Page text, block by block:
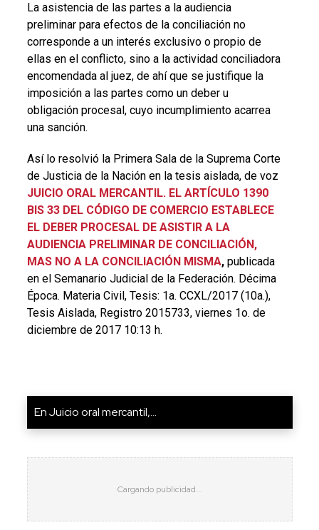
La asistencia de las partes a la audiencia
preliminar para efectos de la conciliación no
corresponde a un interés exclusivo o propio de
ellas en el conflicto, sino a la actividad conciliadora
encomendada al juez, de ahí que se justifique la
imposición a las partes como un deber u
obligación procesal, cuyo incumplimiento acarrea
una sanción.
Así lo resolvió la Primera Sala de la Suprema Corte
de Justicia de la Nación en la tesis aislada, de voz
JUICIO ORAL MERCANTIL. EL ARTÍCULO 1390
BIS 33 DEL CÓDIGO DE COMERCIO ESTABLECE
EL DEBER PROCESAL DE ASISTIR A LA
AUDIENCIA PRELIMINAR DE CONCILIACIÓN,
MAS NO A LA CONCILIACIÓN MISMA, publicada
en el Semanario Judicial de la Federación. Décima
Época. Materia Civil, Tesis: 1a. CCXL/2017 (10a.),
Tesis Aislada, Registro 2015733, viernes 1o. de
diciembre de 2017 10:13 h.
En Juicio oral mercantil,...